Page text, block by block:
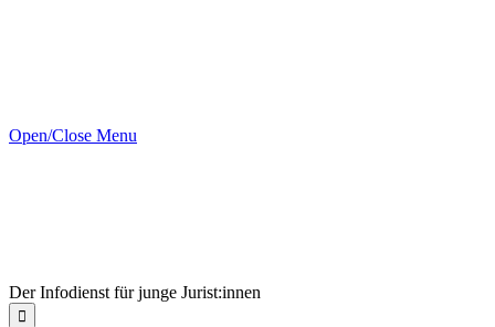
Open/Close Menu
Der Infodienst für junge Jurist:innen
